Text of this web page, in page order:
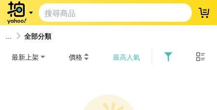
登
全部分類
最新上架 價格 最高人氣